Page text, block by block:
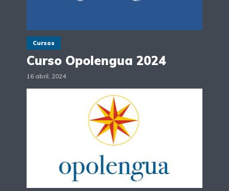
Cursos
Curso Opolengua 2024
16 abril, 2024